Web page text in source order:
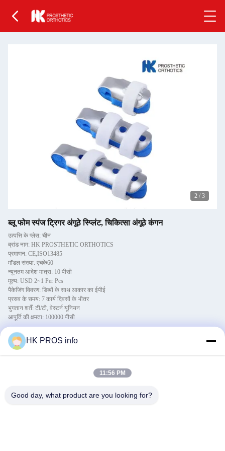
2 / 3
ब्लू फोम स्पंज ट्रिगर अंगूठे स्प्लिंट, चिकित्सा अंगूठे कंगन
उत्पत्ति के प्लेस: चीन
ब्रांड नाम: HK PROSTHETIC ORTHOTICS
प्रमाणन: CE,ISO13485
मॉडल संख्या: एचके60
न्यूनतम आदेश मात्रा: 10 पीसी
मूल्य: USD 2~1 Per Pcs
पैकेजिंग विवरण: डिब्बों के साथ आकार का ईपीई
प्रसव के समय: 7 कार्य दिवसों के भीतर
भुगतान शर्तें: टी/टी, वेस्टर्न यूनियन
आपूर्ति की क्षमता: 100000 पीसी
प्रमुखता देना:ट्रिगर अंगूठे का स्प्लिंट,नीली ट्रिगर अंगूठे की स्प्लिंट,
1सामग्री: एल्यूमिनियम, फोम स्पंज
HK PROS info
11:56 PM
Good day, what product are you looking for?